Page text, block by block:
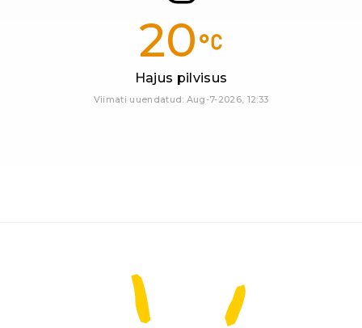
20
Hajus pilvisus
Viimati uuendatud: Aug-7-2026, 12:33